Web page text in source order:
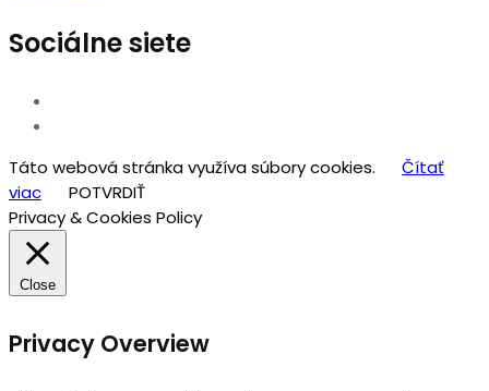
Sociálne siete
Táto webová stránka využíva súbory cookies.
Čítať
viac
POTVRDIŤ
Privacy & Cookies Policy
Close
Privacy Overview